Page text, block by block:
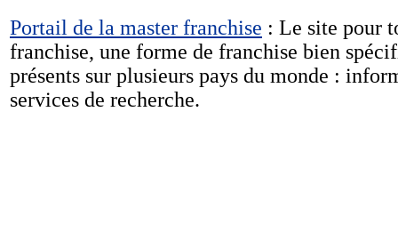
Portail de la master franchise : Le site pour
franchise, une forme de franchise bien
présents sur plusieurs pays du monde :
services de recherche.